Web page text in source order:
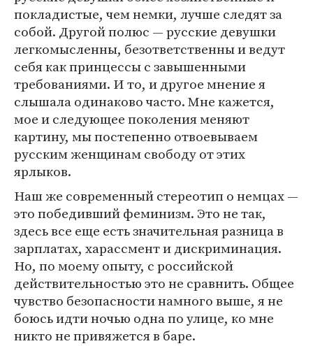
покладистые, чем немки, лучше следят за
собой. Другой полюс — русские девушки
легкомысленны, безответственны и ведут
себя как принцессы с завышенными
требованиями. И то, и другое мнение я
слышала одинаково часто. Мне кажется,
мое и следующее поколения меняют
картину, мы постепенно отвоевываем
русским женщинам свободу от этих
ярлыков.
Наш же современный стереотип о немцах —
это победивший феминизм. Это не так,
здесь все еще есть значительная разница в
зарплатах, харассмент и дискриминация.
Но, по моему опыту, с российской
действительностью это не сравнить. Общее
чувство безопасности намного выше, я не
боюсь идти ночью одна по улице, ко мне
никто не привяжется в баре.